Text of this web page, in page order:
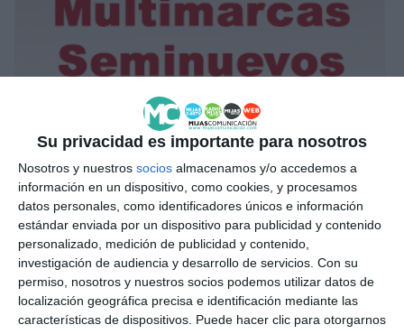
Su privacidad es importante para nosotros
Nosotros y nuestros socios almacenamos y/o accedemos a
información en un dispositivo, como cookies, y procesamos
datos personales, como identificadores únicos e información
estándar enviada por un dispositivo para publicidad y contenido
personalizado, medición de publicidad y contenido,
investigación de audiencia y desarrollo de servicios. Con su
permiso, nosotros y nuestros socios podemos utilizar datos de
localización geográfica precisa e identificación mediante las
características de dispositivos. Puede hacer clic para otorgarnos